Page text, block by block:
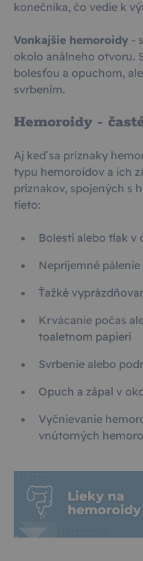
konečníka, čo vedie k
Vonkajšie hemoroidy -
okolo análneho otvoru.
bolesťou a opuchom,
svrbením.
Hemoroidy -
Aj keď sa príznaky
typu hemoroidov a ich
príznakov, spojených s
tieto:
Bolesti alebo tlak v
Nepríjemné pálenie
Ťažké
Krvácanie počas
toaletnom papieri
Svrbenie alebo
Opuch a zápal v
Vyčnievanie
vnútorných